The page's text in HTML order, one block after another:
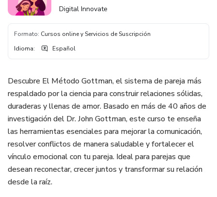
Digital Innovate
Formato: Cursos online y Servicios de Suscripción
Idioma: Español
Descubre El Método Gottman, el sistema de pareja más
respaldado por la ciencia para construir relaciones sólidas,
duraderas y llenas de amor. Basado en más de 40 años de
investigación del Dr. John Gottman, este curso te enseña
las herramientas esenciales para mejorar la comunicación,
resolver conflictos de manera saludable y fortalecer el
vínculo emocional con tu pareja. Ideal para parejas que
desean reconectar, crecer juntos y transformar su relación
desde la raíz.